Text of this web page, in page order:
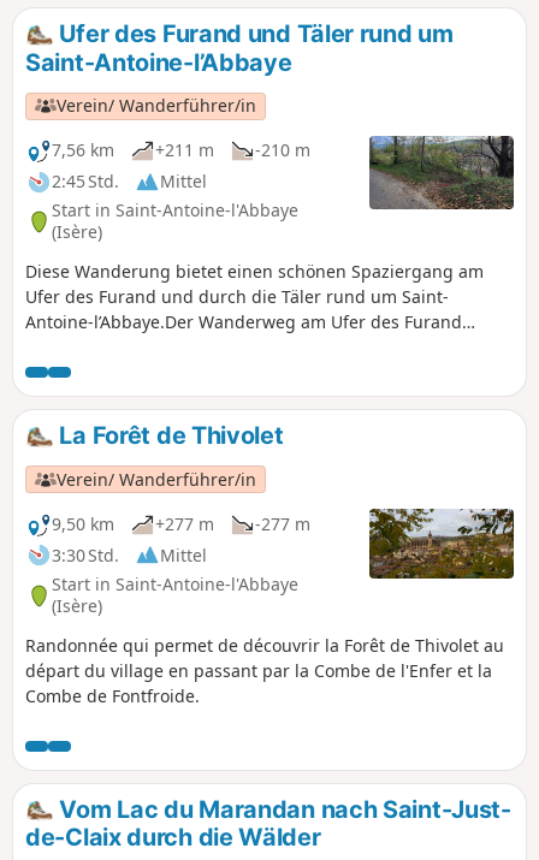
Ufer des Furand und Täler rund um
Saint-Antoine-l’Abbaye
Verein/ Wanderführer/in
7,56 km
+211 m
-210 m
2:45 Std.
Mittel
Start in Saint-Antoine-l'Abbaye
(Isère)
Diese Wanderung bietet einen schönen Spaziergang am
Ufer des Furand und durch die Täler rund um Saint-
Antoine-l’Abbaye.Der Wanderweg am Ufer des Furand
der die erforderlichen Genehmigungen für die
Durchquerung dieser Privatgrundstücke erhalten hat.
Vielen Dank für Ihren respektvollen Umgang mit der
Umgebung.Achtung: Bei Regen kann die Strecke in der
Combe de la Charrette rutschig (oder sogar überflutet) sein.
La Forêt de Thivolet
Verein/ Wanderführer/in
9,50 km
+277 m
-277 m
3:30 Std.
Mittel
Start in Saint-Antoine-l'Abbaye
(Isère)
Randonnée qui permet de découvrir la Forêt de Thivolet au
départ du village en passant par la Combe de l'Enfer et la
Combe de Fontfroide.
Vom Lac du Marandan nach Saint-Just-
de-Claix durch die Wälder